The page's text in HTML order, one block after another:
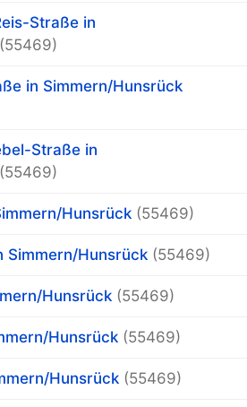
Straße in
(55469)
in Simmern/Hunsrück
Straße in
(55469)
Hunsrück (55469)
Simmern/Hunsrück (55469)
Hunsrück (55469)
Hunsrück (55469)
Hunsrück (55469)